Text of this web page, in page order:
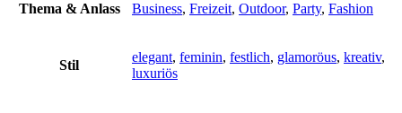
Thema & Anlass Business, Freizeit, Outdoor, Party, Fashion
Stil
elegant, feminin, festlich, glamoröus, kreativ,
luxuriös